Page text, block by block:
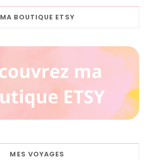
MA BOUTIQUE ETSY
MES VOYAGES